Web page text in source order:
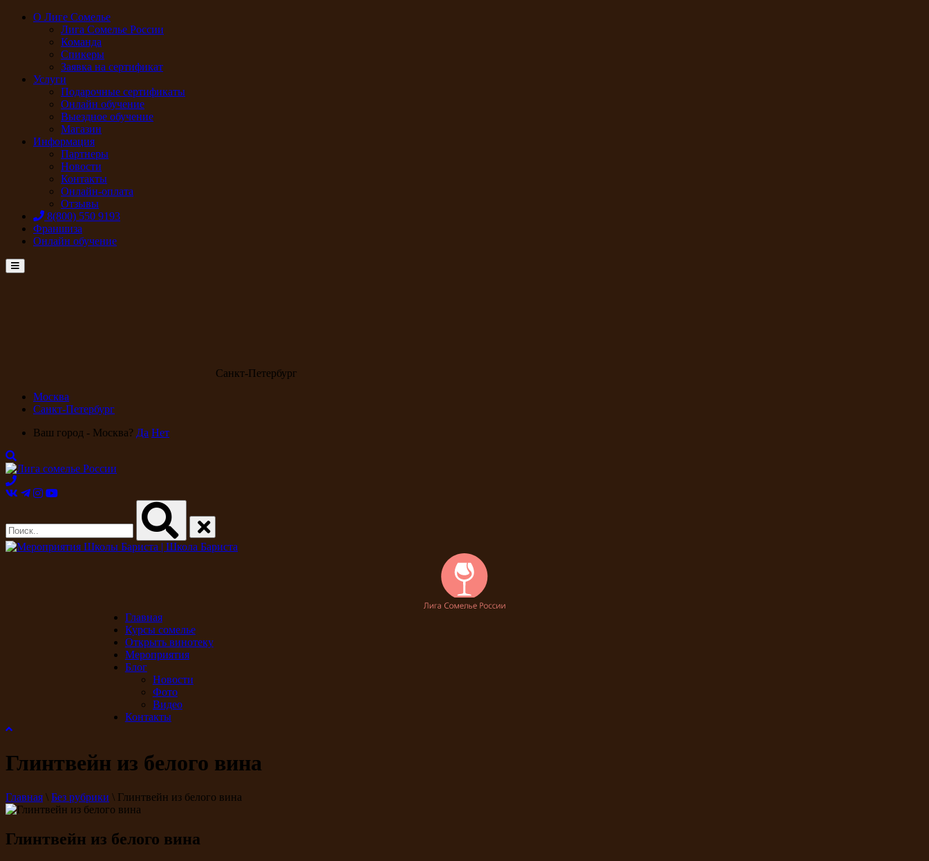
О Лиге Сомелье
Лига Сомелье России
Команда
Спикеры
Заявка на сертификат
Услуги
Подарочные сертификаты
Онлайн обучение
Выездное обучение
Магазин
Информация
Партнеры
Новости
Контакты
Онлайн-оплата
Отзывы
8(800) 550 9193
Франшиза
Онлайн обучение
Menu
Санкт-Петербург
Москва
Санкт-Петербург
Ваш город - Москва? Да Нет
Главная
Курсы сомелье
Открыть винотеку
Мероприятия
Блог
Новости
Фото
Видео
Контакты
Глинтвейн из белого вина
Главная \ Без рубрики \ Глинтвейн из белого вина
Глинтвейн из белого вина